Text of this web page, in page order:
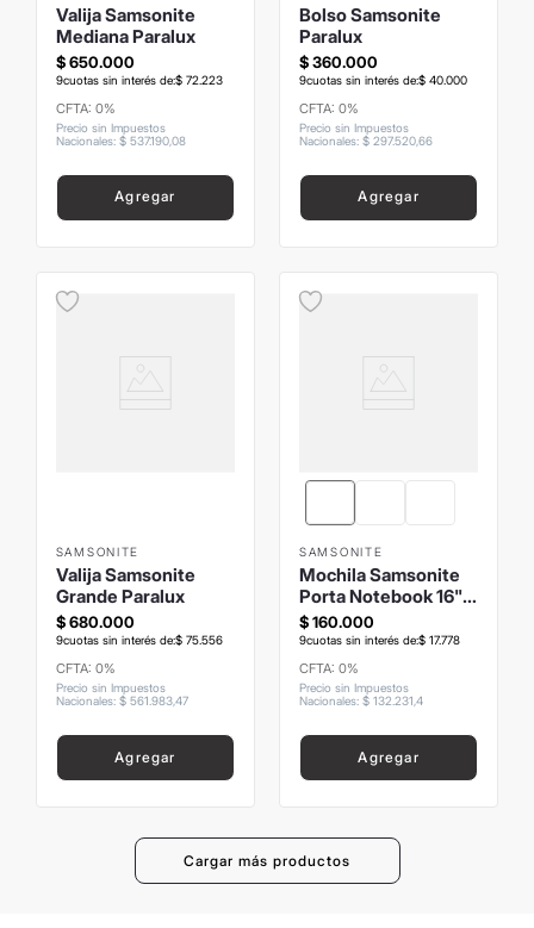
Valija Samsonite
Mediana Paralux
$ 650.000
9cuotas sin interés de:$ 72.223
CFTA: 0%
Precio sin Impuestos
Nacionales: $ 537.190,08
Agregar
Bolso Samsonite
Paralux
$360.000
9cuotas sin interés de:$ 40000
CFTA: 0%
Precio sin Impuestos
Nacionales: $ 297.52066
Agregar
SAMSONITE
Valija Samsonite
Grande Paralux
$ 680.000
9cuotas sin interés de:$ 75.556
CFTA: 0%
Precio sin Impuestos
Nacionales: $ 561 983,47
Agregar
SAMSONITE
Mochila Samsonite
Porta Notebook 16"
Refraction Northland
$160.000
9cuotas sin interés de:$ 17.778
CFTA: 0%
Precio sin Impuestos
Nacionales: $ 132 231 4
Agregar